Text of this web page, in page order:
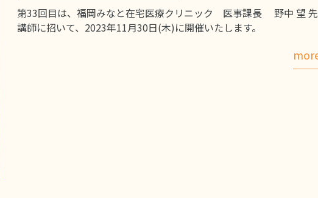
第33回目は、福岡みなと在宅医療クリニック 医事課長 野中 望
講師に招いて、2023年11月30日(木)に開催いたします。